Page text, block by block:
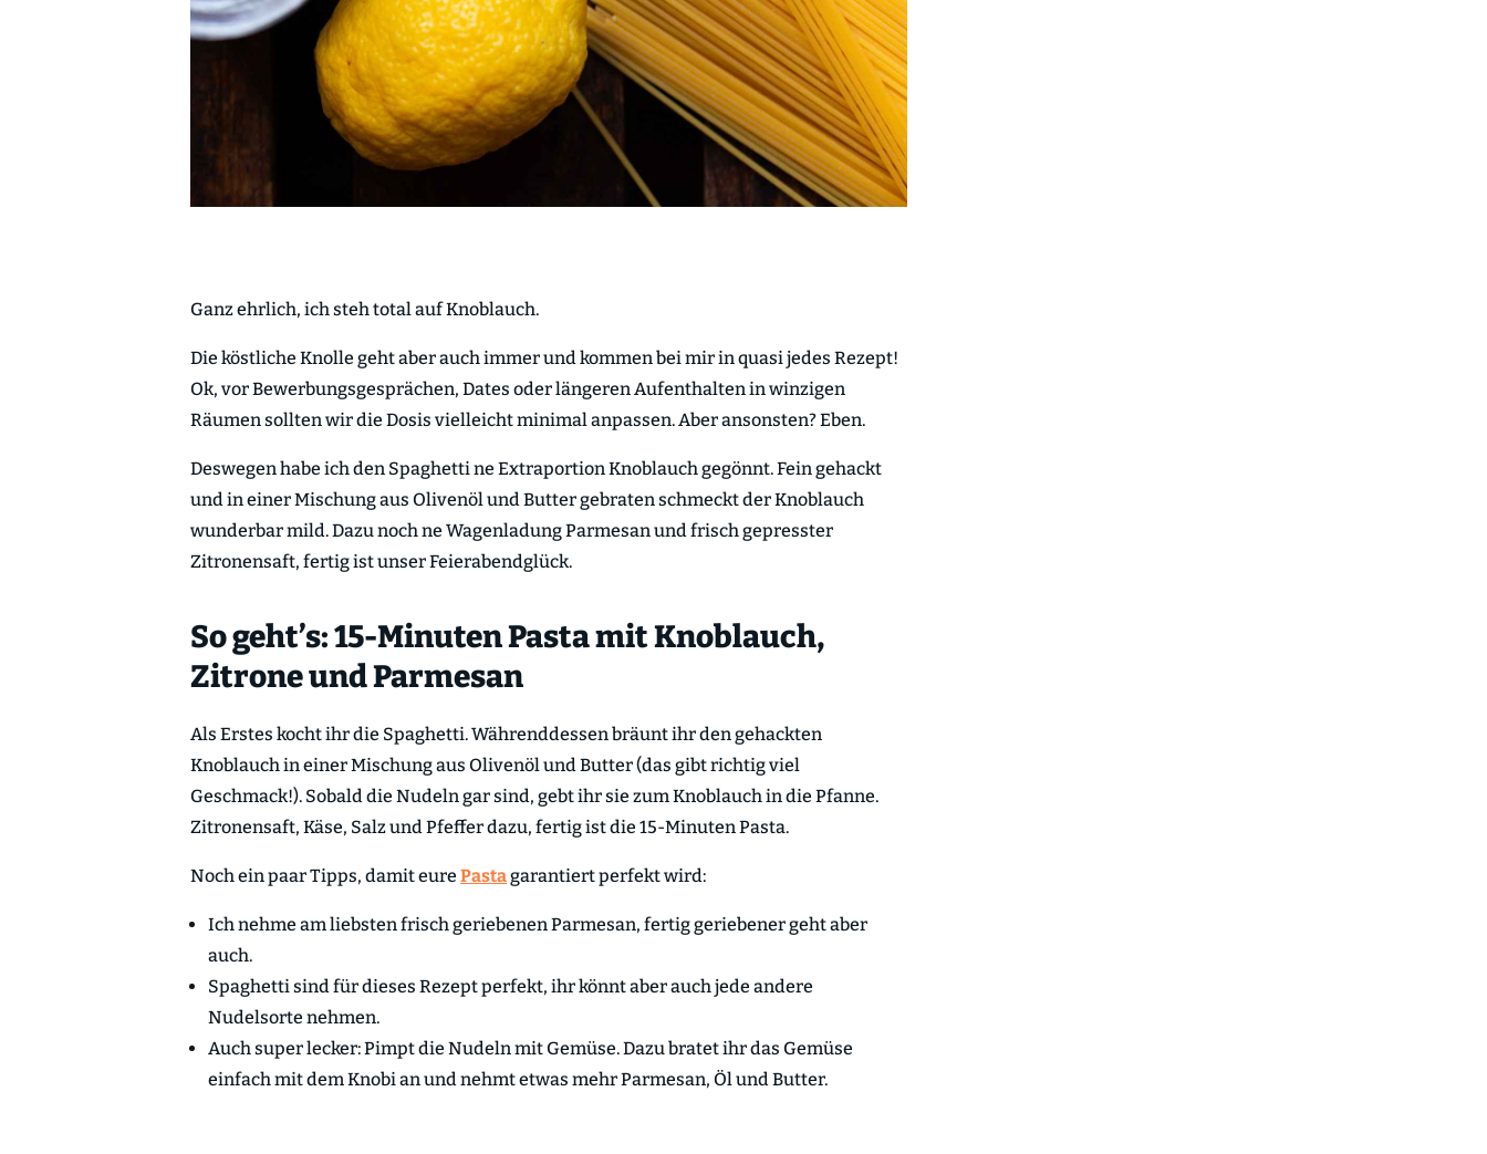
Ganz ehrlich, ich steh total auf Knoblauch.
Die köstliche Knolle geht aber auch immer und kommen bei mir in quasi jedes Rezept!
Ok, vor Bewerbungsgesprächen, Dates oder längeren Aufenthalten in winzigen
Räumen sollten wir die Dosis vielleicht minimal anpassen. Aber ansonsten? Eben.
Deswegen habe ich den Spaghetti ne Extraportion Knoblauch gegönnt. Fein gehackt
und in einer Mischung aus Olivenöl und Butter gebraten schmeckt der Knoblauch
wunderbar mild. Dazu noch ne Wagenladung Parmesan und frisch gepresster
Zitronensaft, fertig ist unser Feierabendglück.
So geht’s: 15-Minuten Pasta mit Knoblauch,
Zitrone und Parmesan
Als Erstes kocht ihr die Spaghetti. Währenddessen bräunt ihr den gehackten
Knoblauch in einer Mischung aus Olivenöl und Butter (das gibt richtig viel
Geschmack!). Sobald die Nudeln gar sind, gebt ihr sie zum Knoblauch in die Pfanne.
Zitronensaft, Käse, Salz und Pfeffer dazu, fertig ist die 15-Minuten Pasta.
Noch ein paar Tipps, damit eure Pastagarantiert perfekt wird:
Ich nehme am liebsten frisch geriebenen Parmesan, fertig geriebener geht aber
auch.
Spaghetti sind für dieses Rezept perfekt, ihr könnt aber auch jede andere
Nudelsorte nehmen.
Auch super lecker: Pimpt die Nudeln mit Gemüse. Dazu bratet ihr das Gemüse
einfach mit dem Knobi an und nehmt etwas mehr Parmesan, Öl und Butter.